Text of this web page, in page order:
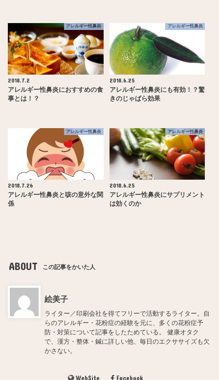
アレルギー性鼻炎
2018.7.2
アレルギー性鼻炎におすすめの食
事とは！？
アレルギー性鼻炎
2018.6.25
アレルギー性鼻炎にも有効！？驚
きのじゃばら効果
アレルギー性鼻炎
2018.7.26
アレルギー性鼻炎と咳の意外な関
係
アレルギー性鼻炎
2018.6.25
アレルギー性鼻炎にサプリメント
は効くのか
ABOUT この記事をかいた人
絵美子
ライター／印刷会社を得てフリーで活動するライター。自
らのアレルギー・花粉症の経験を元に、多くの花粉症予
防・対策について記事をしたためている。 健康オタク
で、漢方・整体・鍼に詳しい他、毎日のエクササイズも欠
かさない。
WebSite Facebook